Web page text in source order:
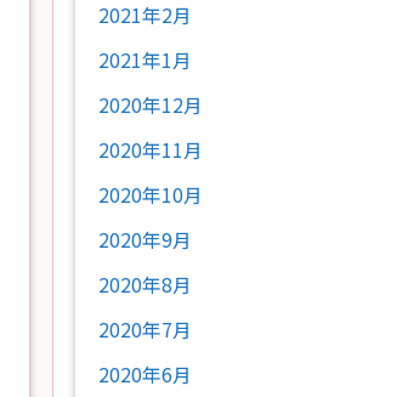
2021年2月
2021年1月
2020年12月
2020年11月
2020年10月
2020年9月
2020年8月
2020年7月
2020年6月